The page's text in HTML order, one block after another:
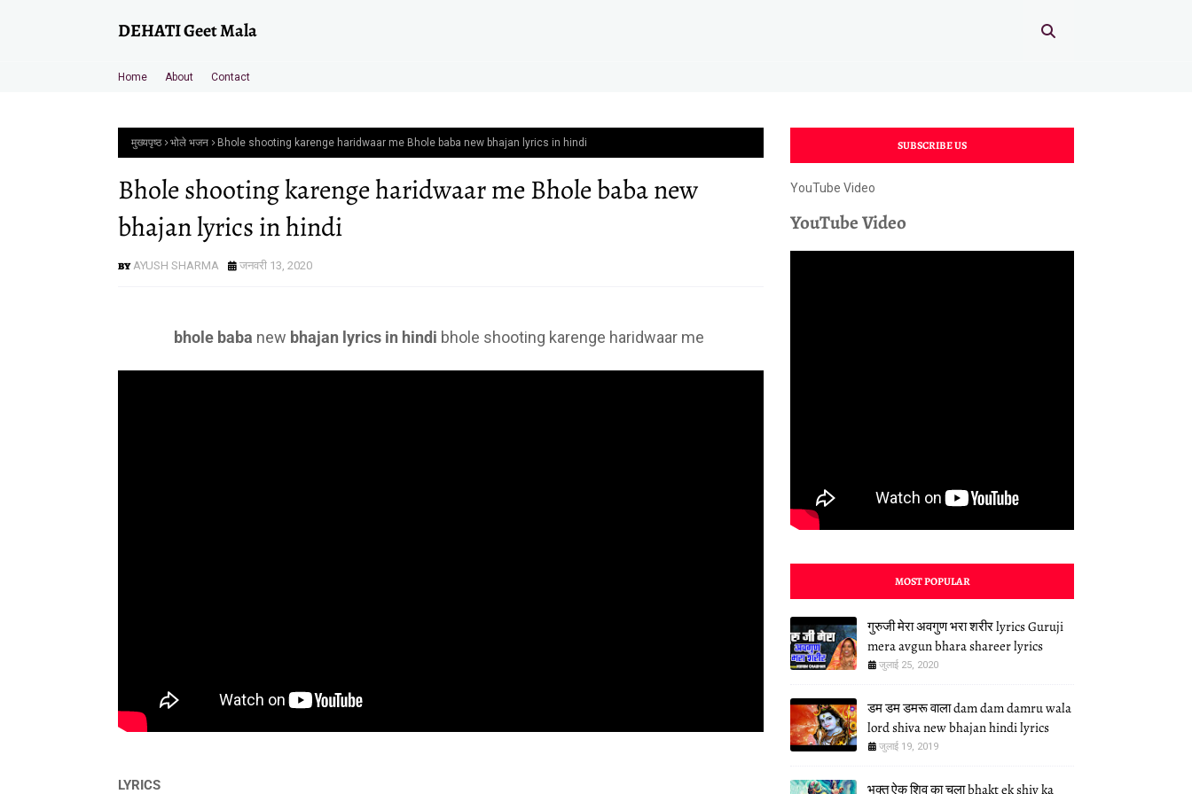
DEHATI Geet Mala
Home About Contact
मुख्यपृष्ठ भोले भजन Bhole shooting karenge haridwaar me Bhole baba new bhajan lyrics in hindi
Bhole shooting karenge haridwaar me Bhole baba new
bhajan lyrics in hindi
AYUSH SHARMA जनवरी 13, 2020
bhole baba new bhajan lyrics in hindi bhole shooting karenge haridwaar me
LYRICS
SUBSCRIBE US
YouTube Video
YouTube Video
MOST POPULAR
गुरुजी मेरा अवगुण भरा शरीर lyrics Guruji
mera avgun bhara shareer lyrics
जुलाई 25, 2020
डम डम डमरू वाला dam dam damru wala
lord shiva new bhajan hindi lyrics
जुलाई 19, 2019
भक्त ऐक शिव का चला bhakt ek shiv ka